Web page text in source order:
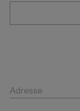
Adresse